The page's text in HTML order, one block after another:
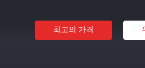
최고의 가격